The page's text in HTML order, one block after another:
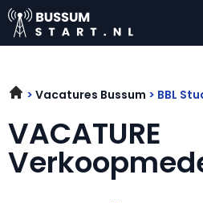
Vacatures Bussum BBL
VACATURE